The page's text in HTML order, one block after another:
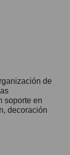
de
soporte en
decoración